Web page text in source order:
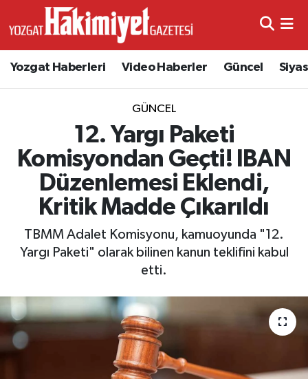
Yozgat Haberleri Video Haberler Güncel
GÜNCEL
12. Yargı Paketi
Komisyondan Geçti! IBAN
Düzenlemesi Eklendi,
Kritik Madde Çıkarıldı
TBMM Adalet Komisyonu, kamuoyunda "12.
Yargı Paketi" olarak bilinen kanun teklifini kabul
etti.